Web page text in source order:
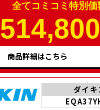
全てコミコミ特別価
514,800
商品詳細はこちら
ダイキ